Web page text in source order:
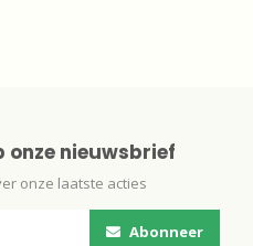
onze nieuwsbrief
onze laatste acties
Abonneer